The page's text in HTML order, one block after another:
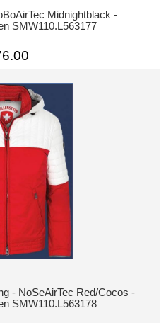
Midnightblack -
SMW110.L563177
- NoSeAirTec Red/Cocos -
SMW110.L563178